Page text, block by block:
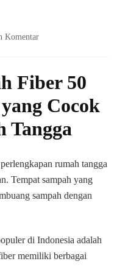
Komentarpada
fiber
Kebayoran
Baru
jakarta
Fiber 50
Cocok
Tangga
rumah tangga
Tempat sampah yang
sampah dengan
di Indonesia adalah
memiliki berbagai